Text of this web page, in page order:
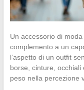
Un accessorio di
complemento a un
l’aspetto di un outfit
borse, cinture,
peso nella percezione